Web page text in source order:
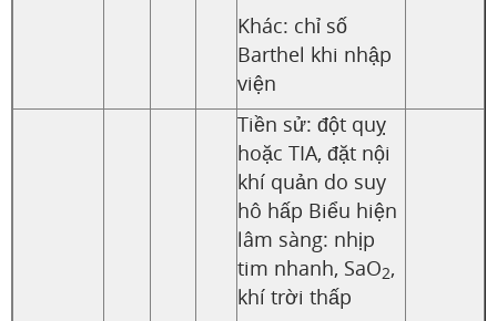
Khác: chỉ số
Barthel khi nhập
viện
Tiền sử: đột quỵ
hoặc TIA, đặt nội
khí quản do suy
hô hấp Biểu hiện
lâm sàng: nhịp
tim nhanh, SaO2,
khí trời thấp